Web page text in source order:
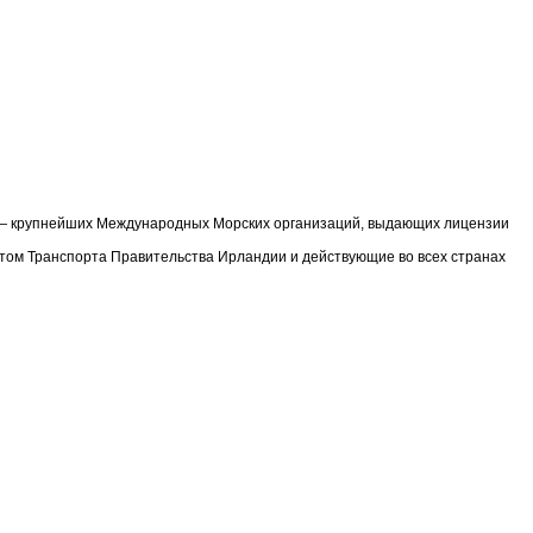
крупнейших Международных Морских организаций, выдающих лицензии
Транспорта Правительства Ирландии и действующие во всех странах